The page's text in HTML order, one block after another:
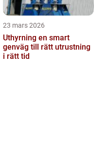
23 mars 2026
Uthyrning en smart
genväg till rätt utrustning
i rätt tid